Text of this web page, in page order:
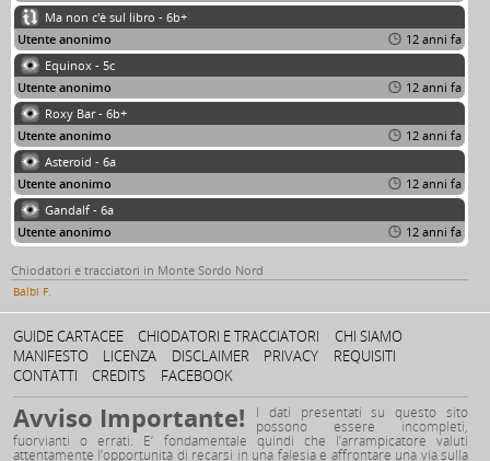
Ma non c'è sul libro - 6b+
Utente anonimo
12 anni fa
Equinox - 5c
Utente anonimo
12 anni fa
Roxy Bar - 6b+
Utente anonimo
12 anni fa
Asteroid - 6a
Utente anonimo
12 anni fa
Gandalf - 6a
Utente anonimo
12 anni fa
Chiodatori e tracciatori in Monte Sordo Nord
Balbi F.
GUIDE CARTACEE CHIODATORI E TRACCIATORI
CHI SIAMO
MANIFESTO
LICENZA DISCLAIMER PRIVACY
REQUISITI
CONTATTI
CREDITS FACEBOOK
Avviso Importante! I dati presentati su questo sito
possono essere incompleti,
fuorvianti o errati. E’ fondamentale quindi che l’arrampicatore valuti
attentamente l’opportunità di recarsi in una falesia e affrontare una via sulla